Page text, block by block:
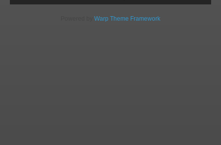
Warp Theme Framework